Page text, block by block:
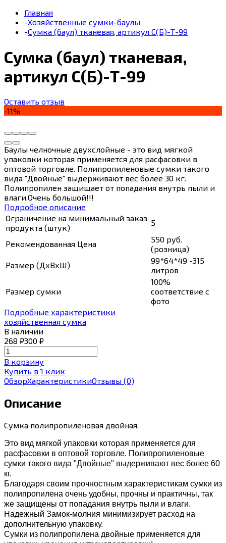
Главная
-Хозяйственные сумки-баулы
-Сумка (баул) тканевая, артикул С(Б)-Т-99
Сумка (баул) тканевая,
артикул С(Б)-Т-99
Оставить отзыв
-11%
Баулы челночные двухслойные - это вид мягкой
упаковки которая применяется для расфасовки в
оптовой торговле. Полипропиленовые сумки такого
вида "Двойные" выдерживают вес более 30 кг.
Полипропилен защищает от попадания внутрь пыли и
влаги.Очень большой!!!
Подробное описание
Ограничение на минимальный заказ
продукта (штук)
5
Рекомендованная Цена
550 руб.
(розница)
Размер (ДхВхШ)
99*64*49 -315
литров
Размер сумки
100%
соответствие с
фото
Подробные характеристики
хозяйственная сумка
В наличии
268 ₽300 ₽
В корзину
Купить в 1 клик
ОбзорХарактеристикиОтзывы (0)
Описание
Сумка полипропиленовая двойная.
Это вид мягкой упаковки которая применяется для
расфасовки в оптовой торговле. Полипропиленовые
сумки такого вида "Двойные" выдерживают вес более 60
кг.
Благодаря своим прочностным характеристикам сумки из
полипропилена очень удобны, прочны и практичны, так
же защищены от попадания внутрь пыли и влаги.
Надежный Замок-молния минимизирует расход на
дополнительную упаковку.
Сумки из полипропилена двойные применяется для